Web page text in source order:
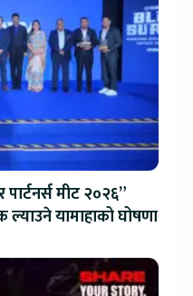
मीट २०२६”
ल्याउने यामाहाको घोषणा